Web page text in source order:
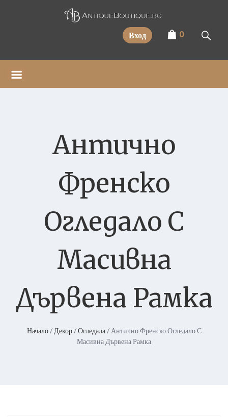
Вход 0
Антично
Френско
Огледало С
Масивна
Дървена Рамка
Начало/ Декор/Огледала/ Антично Френско Огледало С
Масивна Дървена Рамка